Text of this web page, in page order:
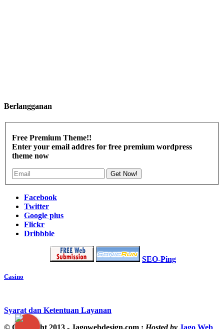
Berlangganan
Free Premium Theme!!
Enter your email addres for free premium wordpress
theme now
Get Now!
Facebook
Twitter
Google plus
Flickr
Dribbble
SEO-Ping
Casino
Syarat dan Ketentuan Layanan